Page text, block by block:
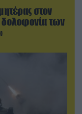
στον
δολοφονία των